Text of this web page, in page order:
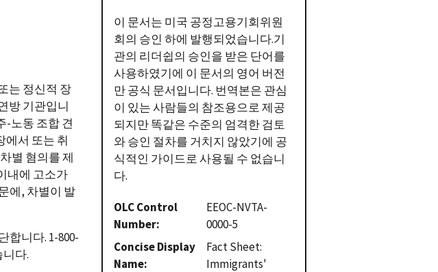
이 문서는 미국 공정고용기회위원
회의 승인 하에 발행되었습니다.기
관의 리더쉽의 승인을 받은 단어를
사용하였기에 이 문서의 영어 버전
만 공식 문서입니다. 번역본은 관심
이 있는 사람들의 참조용으로 제공
되지만 똑같은 수준의 엄격한 검토
와 승인 절차를 거치지 않았기에 공
식적인 가이드로 사용될 수 없습니
다.
OLC Control
Number
EEOC-NVTA-
0000-5
Concise Display
Name
Fact Sheet:
Immigrants'
는 정신적 장
방 기관입니
-노동 조합 견
에서 또는 취
별 혐의를 제
내에 고소가
에, 차별이 발
합니다. 1-800-
니다.